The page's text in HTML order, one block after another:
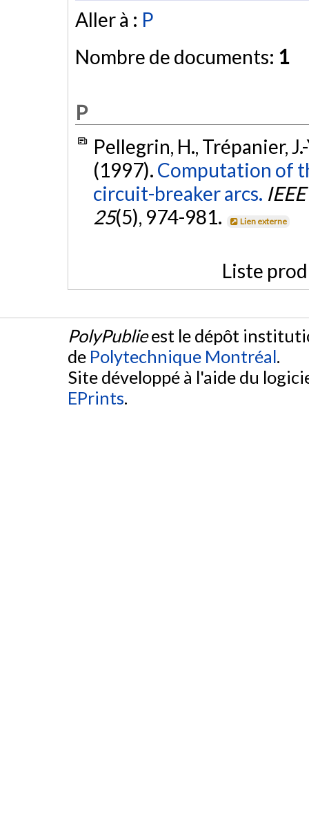
Aller à : P
Nombre de documents: 1
P
Pellegrin, H., Trépanier,
(1997). Computation of
circuit-breaker arcs.
25(5), 974-981. Lien externe
Liste
PolyPublieest le dépôt
de Polytechnique Montréal.
Site développé à l'aide du
EPrints.